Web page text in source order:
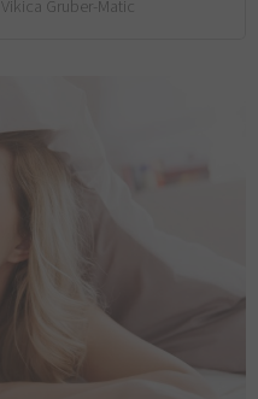
Vikica Gruber-Matic